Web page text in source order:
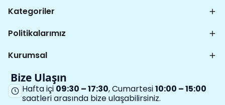
Kategoriler
Politikalarımız
Kurumsal
Bize Ulaşın
Hafta içi 09:30 – 17:30, Cumartesi10:00 – 15:00
saatleri arasında bize ulaşabilirsiniz.